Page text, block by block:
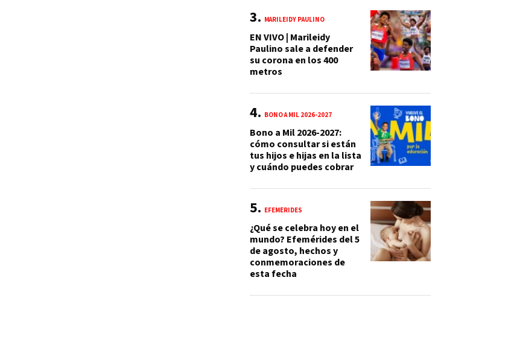
MARILEIDY PAULINO
EN VIVO | Marileidy
Paulino sale a defender
su corona en los 400
metros
BONO A MIL 2026-2027
Bono a Mil 2026-2027:
cómo consultar si están
tus hijos e hijas en la lista
y cuándo puedes cobrar
EFEMÉRIDES
¿Qué se celebra hoy en el
mundo? Efemérides del 5
de agosto, hechos y
conmemoraciones de
esta fecha